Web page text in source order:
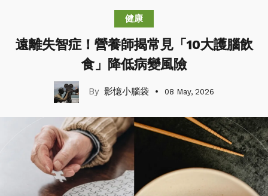
健康
遠離失智症！營養師揭常見「10大護腦飲
食」降低病變風險
影憶小腦袋 08 May, 2026